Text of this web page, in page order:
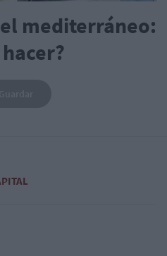
mediterráneo: